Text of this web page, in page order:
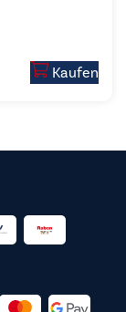
Kaufen